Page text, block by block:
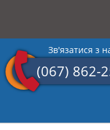
Зв'язатися з
(067) 862-